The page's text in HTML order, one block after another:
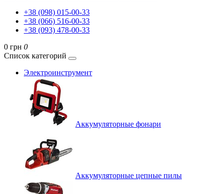
+38 (098) 015-00-33
+38 (066) 516-00-33
+38 (093) 478-00-33
0 грн 0
Список категорий
Электроинструмент
Аккумуляторные фонари
Аккумуляторные цепные пилы